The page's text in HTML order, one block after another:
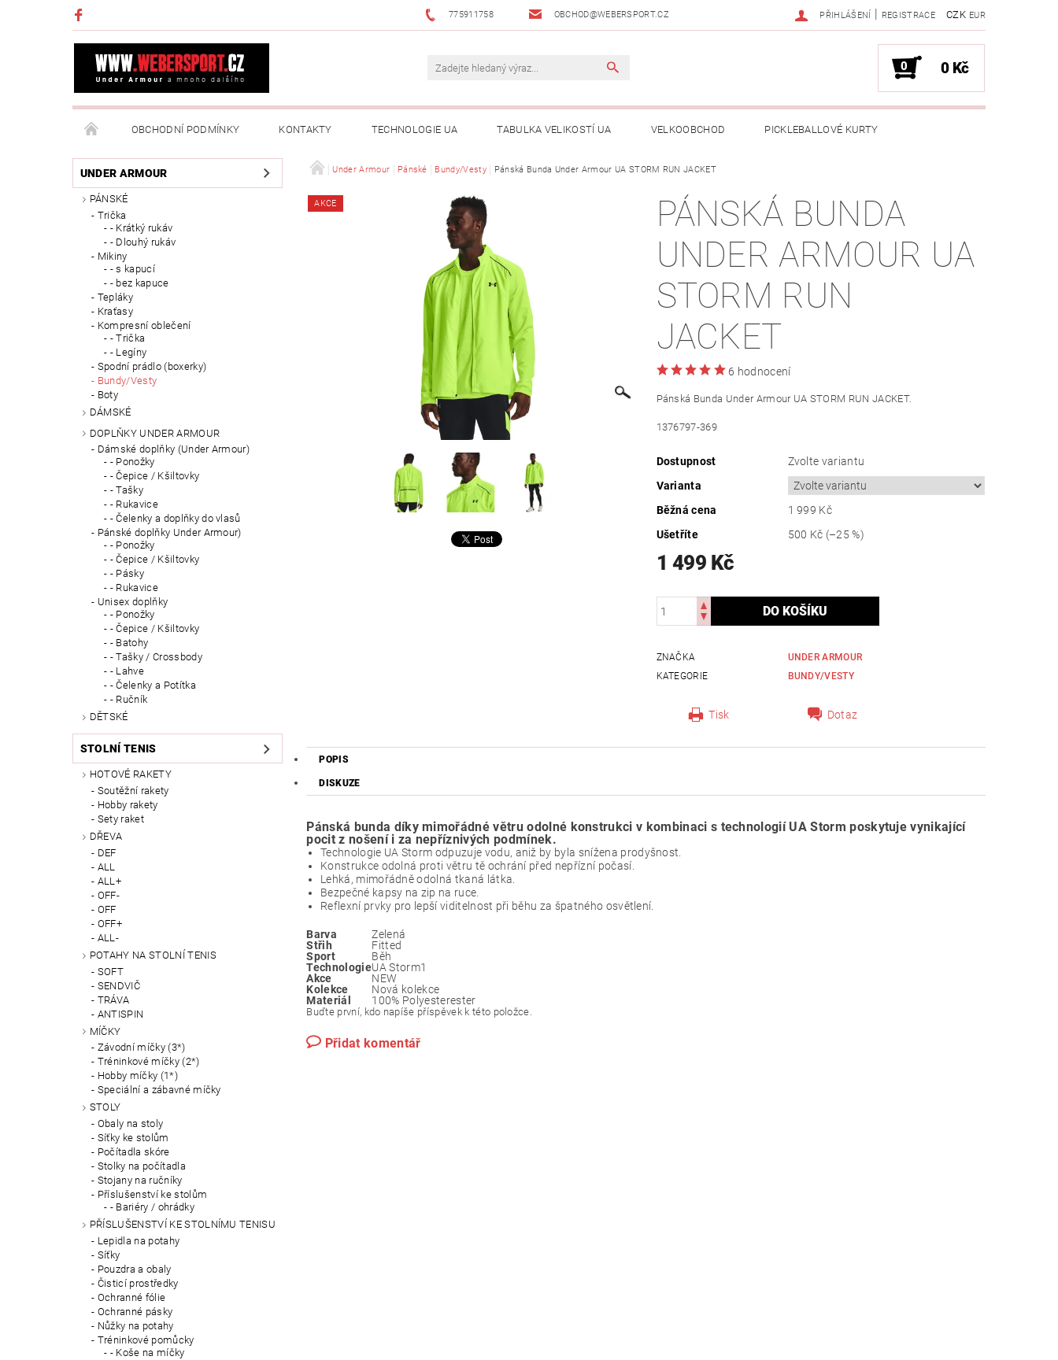
775911758 OBCHOD@WEBERSPORT.CZ CZK EUR
PŘIHLÁŠENÍ | REGISTRACE
0 0 Kč
OBCHODNÍ PODMÍNKY KONTAKTY TECHNOLOGIE UA TABULKA VELIKOSTÍ UA VELKOOBCHOD PICKLEBALLOVÉ KURTY
NAPIŠTE NÁM MOJE OBJEDNÁVKA
UNDER ARMOUR
PÁNSKÉ
Trička
- Krátký rukáv
- Dlouhý rukáv
Mikiny
- s kapucí
- bez kapuce
Tepláky
Kraťasy
Kompresní oblečení
- Trička
- Legíny
Spodní prádlo (boxerky)
Bundy/Vesty
Boty
DÁMSKÉ
DOPLŇKY UNDER ARMOUR
Dámské doplňky (Under Armour)
- Ponožky
- Čepice / Kšiltovky
- Tašky
- Rukavice
- Čelenky a doplňky do vlasů
Pánské doplňky Under Armour)
- Ponožky
- Čepice / Kšiltovky
- Pásky
- Rukavice
Unisex doplňky
- Ponožky
- Čepice / Kšiltovky
- Batohy
- Tašky / Crossbody
- Lahve
- Čelenky a Potítka
- Ručník
DĚTSKÉ
STOLNÍ TENIS
HOTOVÉ RAKETY
Soutěžní rakety
Hobby rakety
Sety raket
DŘEVA
DEF
ALL
ALL+
OFF-
OFF
OFF+
ALL-
POTAHY NA STOLNÍ TENIS
SOFT
SENDVIČ
TRÁVA
ANTISPIN
MÍČKY
Závodní míčky (3*)
Tréninkové míčky (2*)
Hobby míčky (1*)
Speciální a zábavné míčky
STOLY
Obaly na stoly
Síťky ke stolům
Počítadla skóre
Stolky na počítadla
Stojany na ručníky
Příslušenství ke stolům
- Bariéry / ohrádky
PŘÍSLUŠENSTVÍ KE STOLNÍMU TENISU
Lepidla na potahy
Síťky
Pouzdra a obaly
Čisticí prostředky
Ochranné fólie
Ochranné pásky
Nůžky na potahy
Tréninkové pomůcky
- Koše na míčky
Under Armour Pánské Bundy/Vesty Pánská Bunda Under Armour UA STORM RUN JACKET
AKCE
PÁNSKÁ BUNDA
UNDER ARMOUR UA
STORM RUN
JACKET
6 hodnocení
Pánská Bunda Under Armour UA STORM RUN JACKET.
1376797-369
Dostupnost
Zvolte variantu
Varianta
Běžná cena
1 999 Kč
Ušetříte
500 Kč (–25 %)
1 499 Kč
ZNAČKA
UNDER ARMOUR
KATEGORIE
BUNDY/VESTY
Tisk Dotaz
POPIS
DISKUZE
Pánská bunda díky mimořádné větru odolné konstrukci v kombinaci s technologií UA Storm poskytuje vynikající
pocit z nošení i za nepříznivých podmínek.
Technologie UA Storm odpuzuje vodu, aniž by byla snížena prodyšnost.
Konstrukce odolná proti větru tě ochrání před nepřízní počasí.
Lehká, mimořádně odolná tkaná látka.
Bezpečné kapsy na zip na ruce.
Reflexní prvky pro lepší viditelnost při běhu za špatného osvětlení.
Barva
Zelená
Střih
Fitted
Sport
Běh
TechnologieUA Storm1
Akce
NEW
Kolekce
Nová kolekce
Materiál
100% Polyesterester
Buďte první, kdo napíše příspěvek k této položce.
Přidat komentář